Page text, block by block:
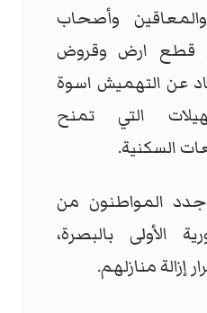
وأصحاب
قطع ارض وقروض
عن التهميش اسوة
التي تمنح
السكنية.
المواطنون من
الأولى بالبصرة،
إزالة منازلهم.